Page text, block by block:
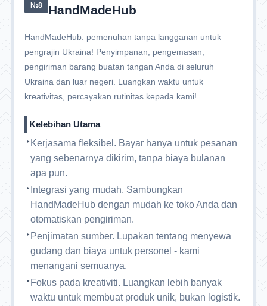
№8 HandMadeHub
HandMadeHub: pemenuhan tanpa langganan untuk
pengrajin Ukraina! Penyimpanan, pengemasan,
pengiriman barang buatan tangan Anda di seluruh
Ukraina dan luar negeri. Luangkan waktu untuk
kreativitas, percayakan rutinitas kepada kami!
Kelebihan Utama
Kerjasama fleksibel. Bayar hanya untuk pesanan
yang sebenarnya dikirim, tanpa biaya bulanan
apa pun.
Integrasi yang mudah. Sambungkan
HandMadeHub dengan mudah ke toko Anda dan
otomatiskan pengiriman.
Penjimatan sumber. Lupakan tentang menyewa
gudang dan biaya untuk personel - kami
menangani semuanya.
Fokus pada kreativiti. Luangkan lebih banyak
waktu untuk membuat produk unik, bukan logistik.